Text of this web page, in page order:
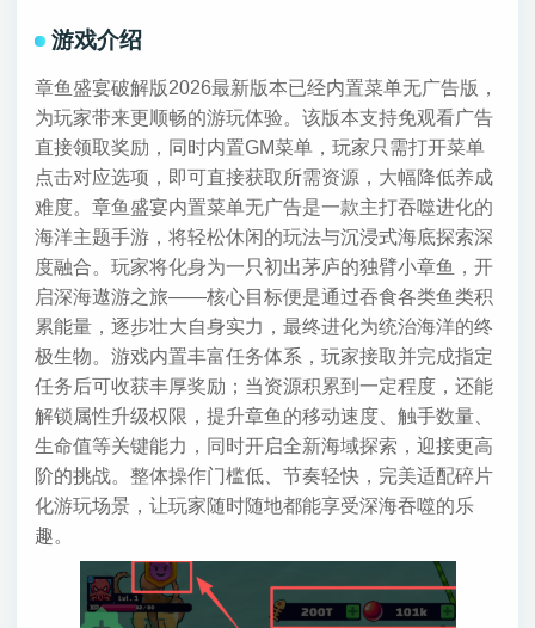
游戏介绍
章鱼盛宴破解版2026最新版本已经内置菜单无广告版，
为玩家带来更顺畅的游玩体验。该版本支持免观看广告
直接领取奖励，同时内置GM菜单，玩家只需打开菜单
点击对应选项，即可直接获取所需资源，大幅降低养成
难度。章鱼盛宴内置菜单无广告是一款主打吞噬进化的
海洋主题手游，将轻松休闲的玩法与沉浸式海底探索深
度融合。玩家将化身为一只初出茅庐的独臂小章鱼，开
启深海遨游之旅——核心目标便是通过吞食各类鱼类积
累能量，逐步壮大自身实力，最终进化为统治海洋的终
极生物。游戏内置丰富任务体系，玩家接取并完成指定
任务后可收获丰厚奖励；当资源积累到一定程度，还能
解锁属性升级权限，提升章鱼的移动速度、触手数量、
生命值等关键能力，同时开启全新海域探索，迎接更高
阶的挑战。整体操作门槛低、节奏轻快，完美适配碎片
化游玩场景，让玩家随时随地都能享受深海吞噬的乐
趣。